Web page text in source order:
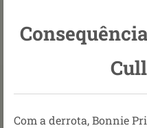
Com a derrota, Bonnie